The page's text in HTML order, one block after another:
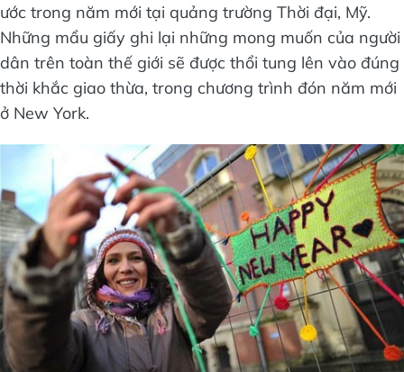
ước trong năm mới tại quảng trường Thời đại, Mỹ.
Những mẩu giấy ghi lại những mong muốn của người
dân trên toàn thế giới sẽ được thổi tung lên vào đúng
thời khắc giao thừa, trong chương trình đón năm mới
ở New York.